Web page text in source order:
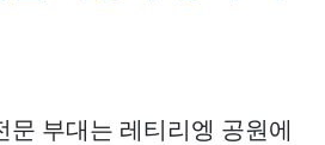
문 부대는 레티리엥 공원에